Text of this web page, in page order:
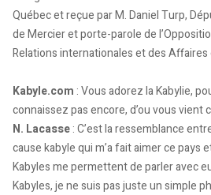
Québec et reçue par M. Daniel Turp,
de Mercier et porte-parole de
Relations internationales et des Affaires
Kabyle.com : Vous adorez la Kabylie,
connaissez pas encore, d’ou vous vient
N. Lacasse: C’est la ressemblance
cause kabyle qui m’a fait aimer ce pays
Kabyles me permettent de parler avec
Kabyles, je ne suis pas juste un simple